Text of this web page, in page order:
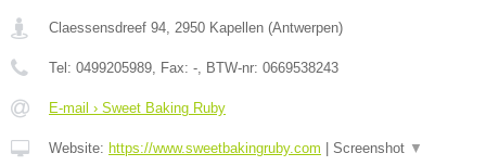
Claessensdreef 94, 2950 Kapellen (Antwerpen)
Tel: 0499205989, Fax: -, BTW-nr: 0669538243
E-mail › Sweet Baking Ruby
Website: https://www.sweetbakingruby.com Screenshot ▼